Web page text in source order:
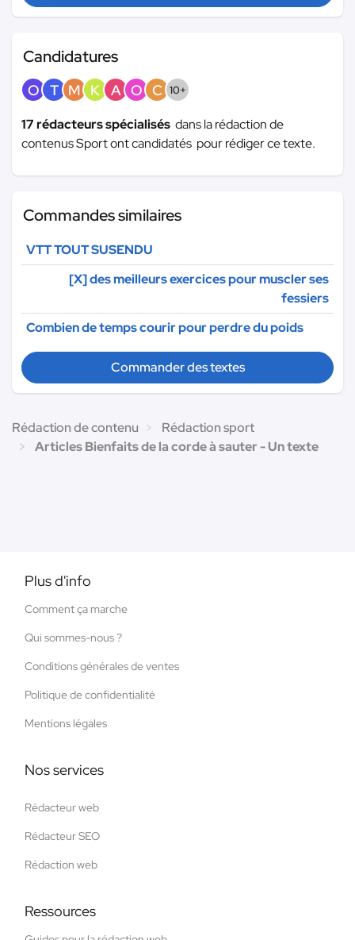
Candidatures
O T M K A O C 10+
17 rédacteurs spécialisés dans la rédaction de
contenus Sport ont candidatés pour rédiger ce texte.
Commandes similaires
VTT TOUT SUSENDU
[X] des meilleurs exercices pour muscler ses
fessiers
Combien de temps courir pour perdre du poids
Commander des textes
Rédaction de contenu
Rédaction sport
Articles Bienfaits de la corde à sauter - Un texte
Plus d'info
Comment ça marche
Qui sommes-nous ?
Conditions générales de ventes
Politique de confidentialité
Mentions légales
Nos services
Rédacteur web
Rédacteur SEO
Rédaction web
Ressources